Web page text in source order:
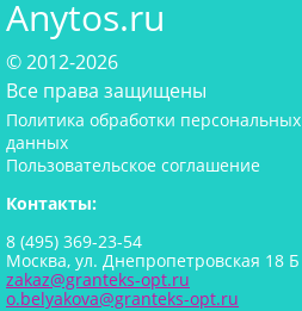
Anytos.ru
© 2012-2026
Все права защищены
Политика обработки персональных
данных
Пользовательское соглашение
Контакты:
8 (495) 369-23-54
Москва, ул. Днепропетровская 18 Б
zakaz@granteks-opt.ru
o.belyakova@granteks-opt.ru